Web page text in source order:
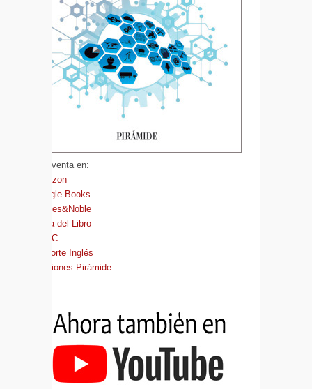
A la venta en:
Amazon
Google Books
Barnes&Noble
Casa del Libro
FNAC
El Corte Inglés
Ediciones Pirámide